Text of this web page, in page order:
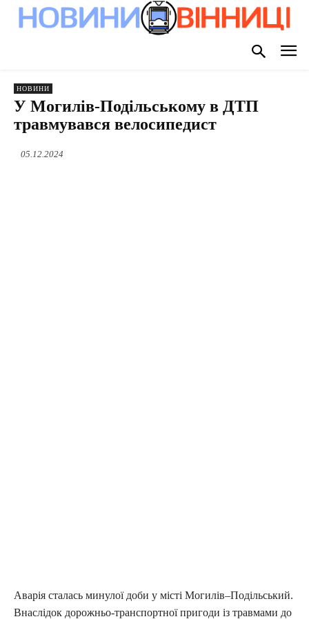
НОВИНИ
У Могилів-Подільському в ДТП
травмувався велосипедист
05.12.2024
Аварія сталась минулої доби у місті Могилів–Подільський.
Внаслідок дорожньо-транспортної пригоди із травмами до